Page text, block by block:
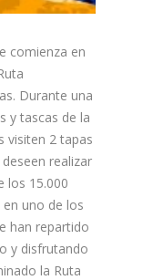
comienza en
Durante una
y tascas de la
visiten 2 tapas
realizar
los 15.000
uno de los
han repartido
y disfrutando
la Ruta